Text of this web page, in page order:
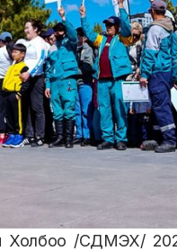
Холбоо /СДМЭХ/